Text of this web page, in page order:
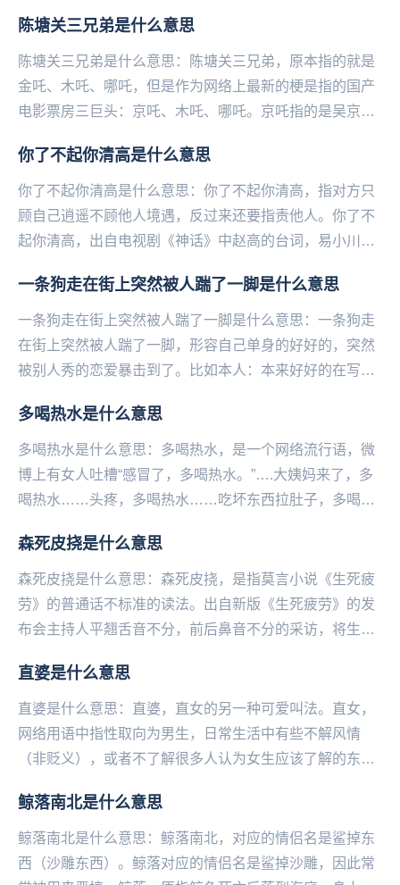
陈塘关三兄弟是什么意思
陈塘关三兄弟是什么意思：陈塘关三兄弟，原本指的就是
金吒、木吒、哪吒，但是作为网络上最新的梗是指的国产
电影票房三巨头：京吒、木吒、哪吒。京吒指的是吴京主
你了不起你清高是什么意思
你了不起你清高是什么意思：你了不起你清高，指对方只
顾自己‌‌‌‌‌‌‌‌‌‌‌‌‌逍遥不顾他人境遇，反过来还要指责他人。你了不
起你清高，出自电视剧《神话》中赵高的台词，易小川骂
一条狗走在街上突然被人踹了一脚是什么意思
一条狗走在街上突然被人踹了一脚是什么意思：一条狗走
在街上突然被人踹了一脚，形容自己单身的好好的，突然
被别人秀的恋爱暴击到了。比如本人：本来好好的在写论
多喝热水是什么意思
多喝热水是什么意思：多喝热水，是一个网络流行语，微
博上有女人吐槽“感冒了，多喝热水。”….大姨妈来了，多
喝热水……头疼，多喝热水……吃坏东西拉肚子，多喝热
森死皮挠是什么意思
森死皮挠是什么意思：森死皮挠，是指莫言小说《生死疲
劳》的普通话不标准的读法。出自新版《生死疲劳》的发
布会主持人平翘舌音不分，前后鼻音不分的采访，将生死
学...
直婆是什么意思
直婆是什么意思：直婆，直女的另‌‌‌‌‌‌‌‌‌‌一种可爱叫法。直女，
网络用语中指‌‌‌‌‌‌‌‌‌‌‌性取向为男生，日常生活中有些不解风情
（非贬义），或者不了解很多人认为女生应该了解的东西
鲸落南北是什么意思
鲸落南北是什么意思：鲸落南北，对应的情侣名是鲨掉东
西（沙雕东西）。鲸落对应的情侣名是鲨掉沙雕，因此常